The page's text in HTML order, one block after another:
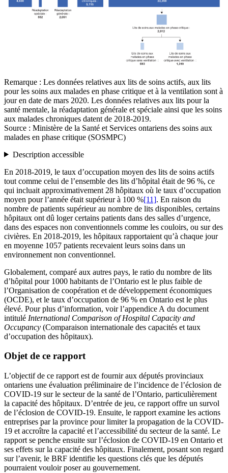
Remarque : Les données relatives aux lits de soins actifs, aux lits
pour les soins aux malades en phase critique et à la ventilation sont à
jour en date de mars 2020. Les données relatives aux lits pour la
santé mentale, la réadaptation générale et spéciale ainsi que les soins
aux malades chroniques datent de 2018-2019.
Source : Ministère de la Santé et Services ontariens des soins aux
malades en phase critique (SOSMPC)
Description accessible
En 2018-2019, le taux d’occupation moyen des lits de soins actifs
tout comme celui de l’ensemble des lits d’hôpital était de 96 %, ce
qui incluait approximativement 28 hôpitaux où le taux d’occupation
moyen pour l’année était supérieur à 100 %[11]. En raison du
nombre de patients supérieur au nombre de lits disponibles, certains
hôpitaux ont dû loger certains patients dans des salles d’urgence,
dans des espaces non conventionnels comme les couloirs, ou sur des
civières. En 2018-2019, les hôpitaux rapportaient qu’à chaque jour
en moyenne 1057 patients recevaient leurs soins dans un
environnement non conventionnel.
Globalement, comparé aux autres pays, le ratio du nombre de lits
d’hôpital pour 1000 habitants de l’Ontario est le plus faible de
l’Organisation de coopération et de développement économiques
(OCDE), et le taux d’occupation de 96 % en Ontario est le plus
élevé. Pour plus d’information, voir l’appendice A du document
intitulé International Comparison of Hospital Capacity and
Occupancy (Comparaison internationale des capacités et taux
d’occupation des hôpitaux).
Objet de ce rapport
L’objectif de ce rapport est de fournir aux députés provinciaux
ontariens une évaluation préliminaire de l’incidence de l’éclosion de
COVID-19 sur le secteur de la santé de l’Ontario, particulièrement
la capacité des hôpitaux. D’entrée de jeu, ce rapport offre un survol
de l’éclosion de COVID-19. Ensuite, le rapport examine les actions
entreprises par la province pour limiter la propagation de la COVID-
19 et accroître la capacité et l’accessibilité du secteur de la santé. Le
rapport se penche ensuite sur l’éclosion de COVID-19 en Ontario et
ses effets sur la capacité des hôpitaux. Finalement, posant son regard
sur l’avenir, le BRF identifie les questions clés que les députés
pourraient vouloir poser au gouvernement.